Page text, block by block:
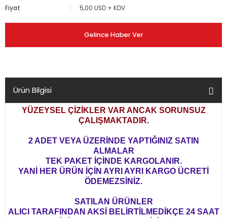
Fiyat
5,00 USD + KDV
Gelince Haber Ver
Ürün Bilgisi
YÜZEYSEL ÇİZİKLER VAR ANCAK SORUNSUZ
ÇALIŞMAKTADIR.
2 ADET VEYA ÜZERİNDE YAPTIĞINIZ SATIN
ALMALAR
TEK PAKET İÇİNDE KARGOLANIR.
YANİ HER ÜRÜN İÇİN AYRI AYRI KARGO ÜCRETİ
ÖDEMEZSİNİZ.
SATILAN ÜRÜNLER
ALICI TARAFINDAN AKSİ BELİRTİLMEDİKÇE 24 SAAT